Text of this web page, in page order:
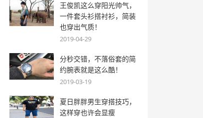
王俊凯这么穿阳光帅气，
一件套头衫搭衬衫，简装
也穿出气质！
2019-04-29
分秒交错，不落俗套的简
约腕表就是这么酷！
2019-03-19
夏日胖胖男生穿搭技巧，
这样穿也许会显瘦